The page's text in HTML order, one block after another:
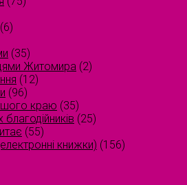
(6)
(35)
Житомира (2)
(12)
(96)
краю (35)
благодійників (25)
(55)
книжки) (156)